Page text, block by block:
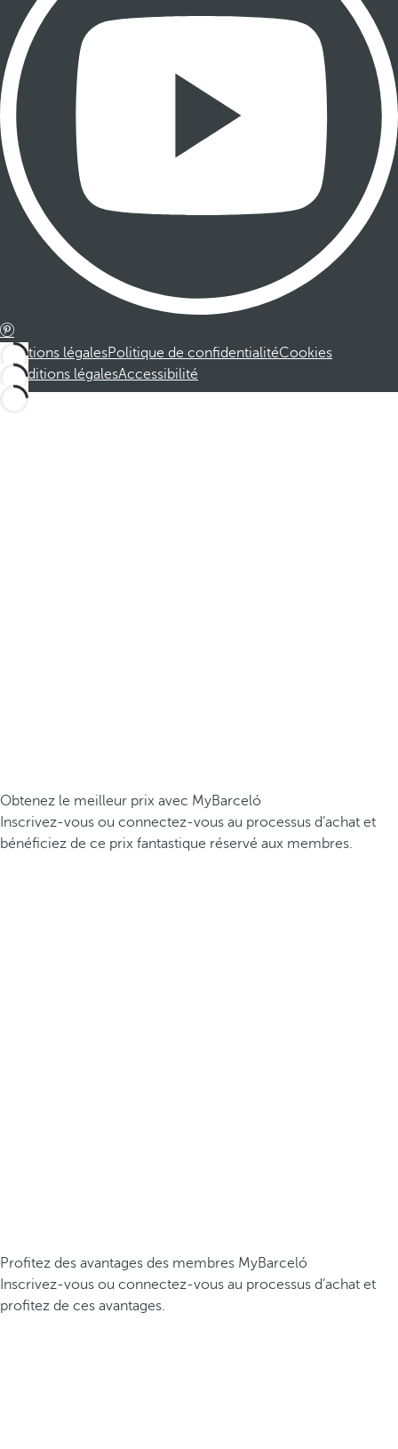
Mentions légalesPolitique de confidentialitéCookies
Conditions légalesAccessibilité
Obtenez le meilleur prix avec MyBarceló
Inscrivez-vous ou connectez-vous au processus d’achat et
bénéficiez de ce prix fantastique réservé aux membres.
Profitez des avantages des membres MyBarceló
Inscrivez-vous ou connectez-vous au processus d’achat et
profitez de ces avantages.